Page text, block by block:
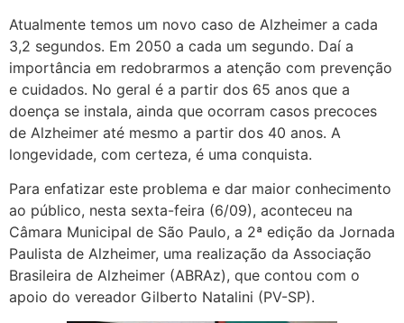
Atualmente temos um novo caso de Alzheimer a cada
3,2 segundos. Em 2050 a cada um segundo. Daí a
importância em redobrarmos a atenção com prevenção
e cuidados. No geral é a partir dos 65 anos que a
doença se instala, ainda que ocorram casos precoces
de Alzheimer até mesmo a partir dos 40 anos. A
longevidade, com certeza, é uma conquista.
Para enfatizar este problema e dar maior conhecimento
ao público, nesta sexta-feira (6/09), aconteceu na
Câmara Municipal de São Paulo, a 2ª edição da Jornada
Paulista de Alzheimer, uma realização da Associação
Brasileira de Alzheimer (ABRAz), que contou com o
apoio do vereador Gilberto Natalini (PV-SP).